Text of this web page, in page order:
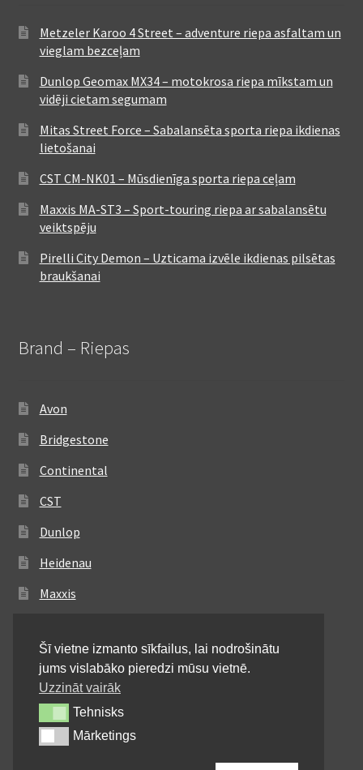
Metzeler Karoo 4 Street – adventure riepa asfaltam un
vieglam bezceļam
Dunlop Geomax MX34 – motokrosa riepa mīkstam un
vidēji cietam segumam
Mitas Street Force – Sabalansēta sporta riepa ikdienas
lietošanai
CST CM-NK01 – Mūsdienīga sporta riepa ceļam
Maxxis MA-ST3 – Sport-touring riepa ar sabalansētu
veiktspēju
Pirelli City Demon – Uzticama izvēle ikdienas pilsētas
braukšanai
Brand – Riepas
Avon
Bridgestone
Continental
CST
Dunlop
Heidenau
Maxxis
Michelin
Mitas
Pirelli
Shinko
Šī vietne izmanto sīkfailus, lai nodrošinātu
jums vislabāko pieredzi mūsu vietnē.
Uzzināt vairāk
TehnisksTehnisks
MārketingsMārketings